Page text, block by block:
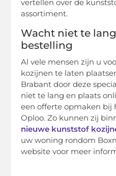
vertellen over de
assortiment.
Wacht niet te
bestelling
Al vele mensen zijn u
kozijnen te laten
Brabant door deze
niet te lang en plaats
een offerte opmaken bij
Oploo. Zo kunnen zij
nieuwe kunststof
uw woning rondom
website voor meer